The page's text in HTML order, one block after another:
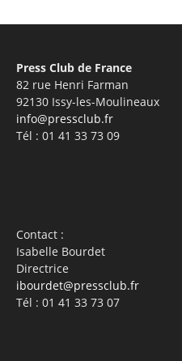
Press Club de France
82 rue Henri Farman
92130 Issy-les-Moulineaux
info@pressclub.fr
Tél : 01 41 33 73 09
Contact :
Isabelle Bourdet
Directrice
ibourdet@pressclub.fr
Tél : 01 41 33 73 07